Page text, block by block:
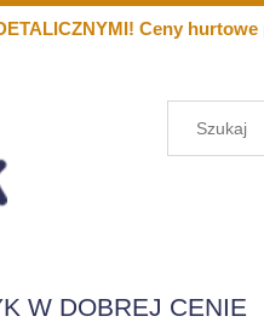
Ceny
W DOBREJ CENIE